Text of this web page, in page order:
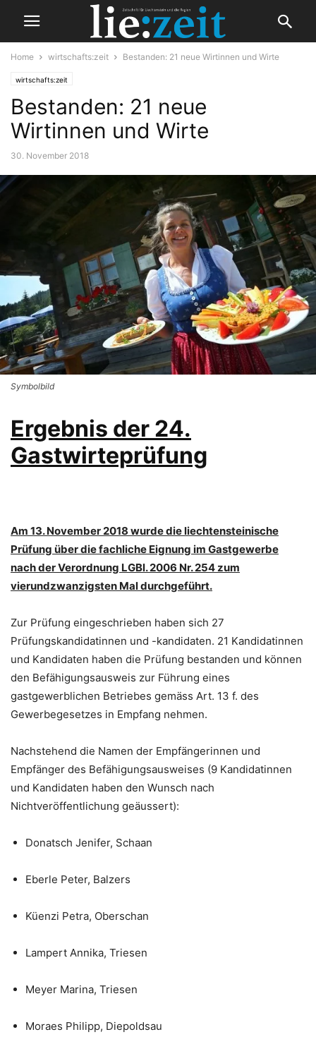
Home wirtschafts:zeit Bestanden: 21 neue Wirtinnen und Wirte
wirtschafts:zeit
Bestanden: 21 neue
Wirtinnen und Wirte
30. November 2018
Symbolbild
Ergebnis der 24.
Gastwirteprüfung
Am 13. November 2018 wurde die liechtensteinische
Prüfung über die fachliche Eignung im Gastgewerbe
nach der Verordnung LGBl. 2006 Nr. 254 zum
vierundzwanzigsten Mal durchgeführt.
Zur Prüfung eingeschrieben haben sich 27
Prüfungskandidatinnen und -kandidaten. 21 Kandidatinnen
und Kandidaten haben die Prüfung bestanden und können
den Befähigungsausweis zur Führung eines
gastgewerblichen Betriebes gemäss Art. 13 f. des
Gewerbegesetzes in Empfang nehmen.
Nachstehend die Namen der Empfängerinnen und
Empfänger des Befähigungsausweises (9 Kandidatinnen
und Kandidaten haben den Wunsch nach
Nichtveröffentlichung geäussert):
Donatsch Jenifer, Schaan
Eberle Peter, Balzers
Küenzi Petra, Oberschan
Lampert Annika, Triesen
Meyer Marina, Triesen
Moraes Philipp, Diepoldsau